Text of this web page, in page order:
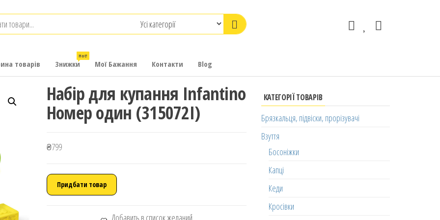
товарів Знижки
Hot!
Мої Бажання Контакти Blog
Набір для купання Infantino
Номер один (315072I)
₴799
Придбати товар
Добавить в список желаний
КАТЕГОРІЇ ТОВАРІВ
Брязкальця, підвіски, прорізувачі
Взуття
Босоніжки
Капці
Кеди
Кросівки